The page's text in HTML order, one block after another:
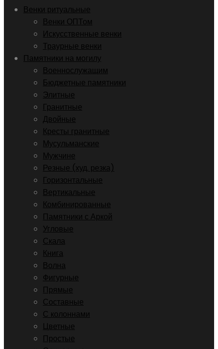
Венки ритуальные
Венки ОПТом
Искусственные венки
Траурные венки
Памятники на могилу
Военнослужащим
Бюджетные памятники
Элитные
Гранитные
Двойные
Кресты гранитные
Мусульманские
Мужчине
Резные (худ. резка)
Горизонтальные
Вертикальные
Комбинированные
Памятники с Аркой
Угловые
Скала
Книга
Волна
Фигурные
Прямые
Составные
С колоннами
Цветные
Простые